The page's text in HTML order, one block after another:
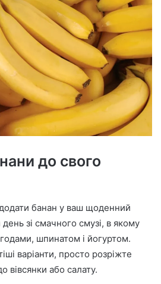
до свого
додати банан у ваш щоденний
зі смачного смузі, в якому
шпинатом і йогуртом.
варіанти, просто розріжте
вівсянки або салату.